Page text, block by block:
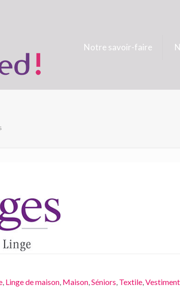
Notre savoir-faire
, Linge de maison, Maison,Séniors, Textile,